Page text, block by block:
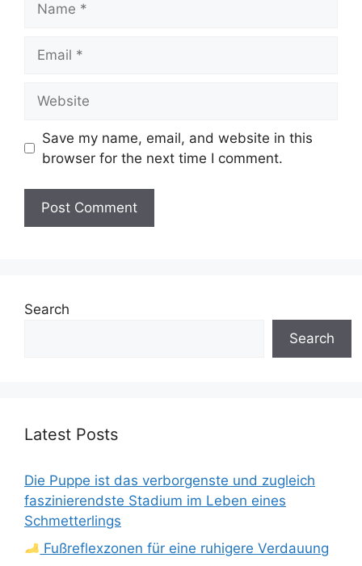
Save my name, email, and website in this
browser for the next time I comment.
Search
Search
Latest Posts
Die Puppe ist das verborgenste und zugleich
faszinierendste Stadium im Leben eines
Schmetterlings
Fußreflexzonen für eine ruhigere Verdauung